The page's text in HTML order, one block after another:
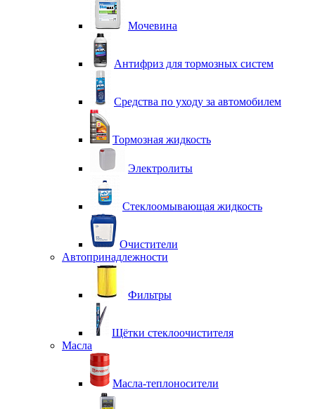
Мочевина
Антифриз для тормозных систем
Средства по уходу за автомобилем
Тормозная жидкость
Электролиты
Стеклоомывающая жидкость
Очистители
Автопринадлежности
Фильтры
Щётки стеклоочистителя
Масла
Масла-теплоносители